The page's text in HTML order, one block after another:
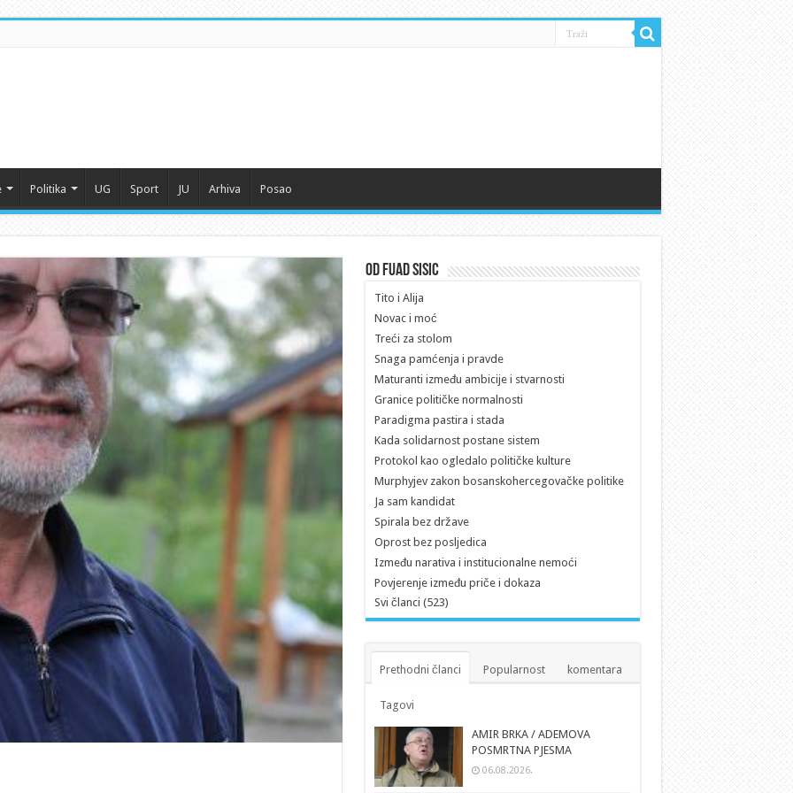
Politika UG Sport JU Arhiva Posao
Od Fuad Sisic
Tito i Alija
Novac i moć
Treći za stolom
Snaga pamćenja i pravde
Maturanti između ambicije i stvarnosti
Granice političke normalnosti
Paradigma pastira i stada
Kada solidarnost postane sistem
Protokol kao ogledalo političke kulture
Murphyjev zakon bosanskohercegovačke politike
Ja sam kandidat
Spirala bez države
Oprost bez posljedica
Između narativa i institucionalne nemoći
Povjerenje između priče i dokaza
Svi članci (523)
Prethodni članci Popularnost komentara
Tagovi
AMIR BRKA / ADEMOVA
POSMRTNA PJESMA
06.08.2026.